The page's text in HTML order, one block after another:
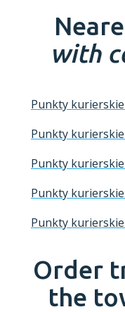
with
Punkty
Punkty
Punkty
Punkty
Punkty kurierskie
Order
the